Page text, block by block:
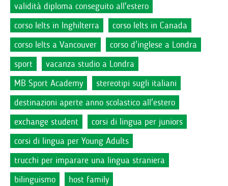
validità diploma conseguito all'estero
corso Ielts in Inghilterra
corso Ielts in Canada
corso Ielts a Vancouver
corso d'inglese a Londra
sport
vacanza studio a Londra
MB Sport Academy
stereotipi sugli italiani
destinazioni aperte anno scolastico all'estero
exchange student
corsi di lingua per juniors
corsi di lingua per Young Adults
trucchi per imparare una lingua straniera
bilinguismo
host family